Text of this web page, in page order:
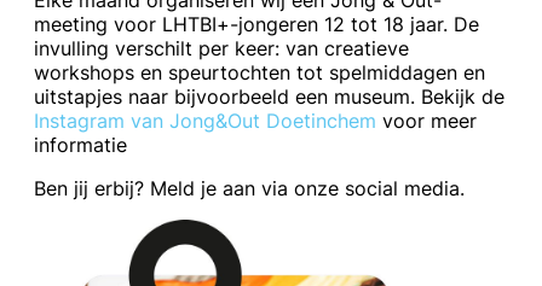
meeting voor LHTBI+-jongeren 12 tot 18 jaar. De
invulling verschilt per keer: van creatieve
workshops en speurtochten tot spelmiddagen en
uitstapjes naar bijvoorbeeld een museum. Bekijk de
Instagram van Jong&Out Doetinchem voor meer
informatie
Ben jij erbij? Meld je aan via onze social media.